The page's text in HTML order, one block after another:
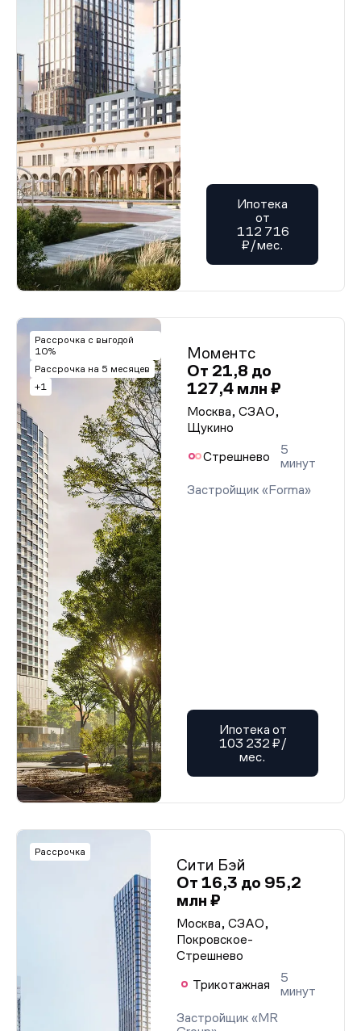
Ипотека
от
112 716
₽/мес.
Рассрочка с выгодой
10%
Рассрочка на 5 месяцев
+1
Моментс
От 21,8 до
127,4 млн ₽
Москва, СЗАО,
Щукино
Стрешнево
5
минут
Застройщик «Forma»
Ипотека от
103 232 ₽/
мес.
Рассрочка
Сити Бэй
От 16,3 до 95,2
млн ₽
Москва, СЗАО,
Покровское-
Стрешнево
Трикотажная
5
минут
Застройщик «MR